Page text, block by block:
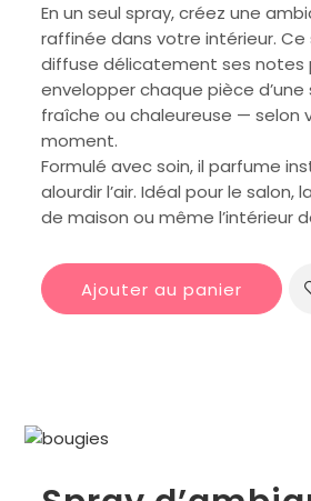
En un seul spray, créez une
raffinée dans votre intérieur. Ce
diffuse délicatement ses notes
envelopper chaque pièce
fraîche ou chaleureuse — selon
moment.
Formulé avec soin, il parfume
alourdir l’air. Idéal pour le salon,
de maison ou même l’intérieur
Ajouter au panier